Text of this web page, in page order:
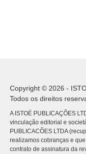
Copyright © 2026 -
Todos os direitos
A ISTOÉ PUBLICAÇÕES
vinculação editorial e
PUBLICACÕES LTDA
realizamos cobranças e
contrato de assinatura da